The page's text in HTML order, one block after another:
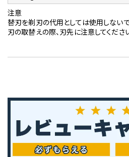
注意
替刃を剃刃の代用としては使用しないで
刃の取替えの際、刃先に注意してくださ